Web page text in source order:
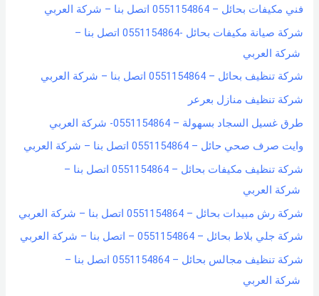
r
:
فني مكيفات بحائل – 0551154864 اتصل بنا – شركة العربي
شركة صيانة مكيفات بحائل -0551154864 اتصل بنا –
شركة العربي
شركة تنظيف بحائل – 0551154864 اتصل بنا – شركة العربي
شركة تنظيف منازل بعرعر
طرق غسيل السجاد بسهولة – 0551154864- شركة العربي
وايت صرف صحي حائل – 0551154864 اتصل بنا – شركة العربي
شركة تنظيف مكيفات بحائل – 0551154864 اتصل بنا –
شركة العربي
شركة رش مبيدات بحائل – 0551154864 اتصل بنا – شركة العربي
شركة جلي بلاط بحائل – 0551154864 – اتصل بنا – شركة العربي
شركة تنظيف مجالس بحائل – 0551154864 اتصل بنا –
شركة العربي